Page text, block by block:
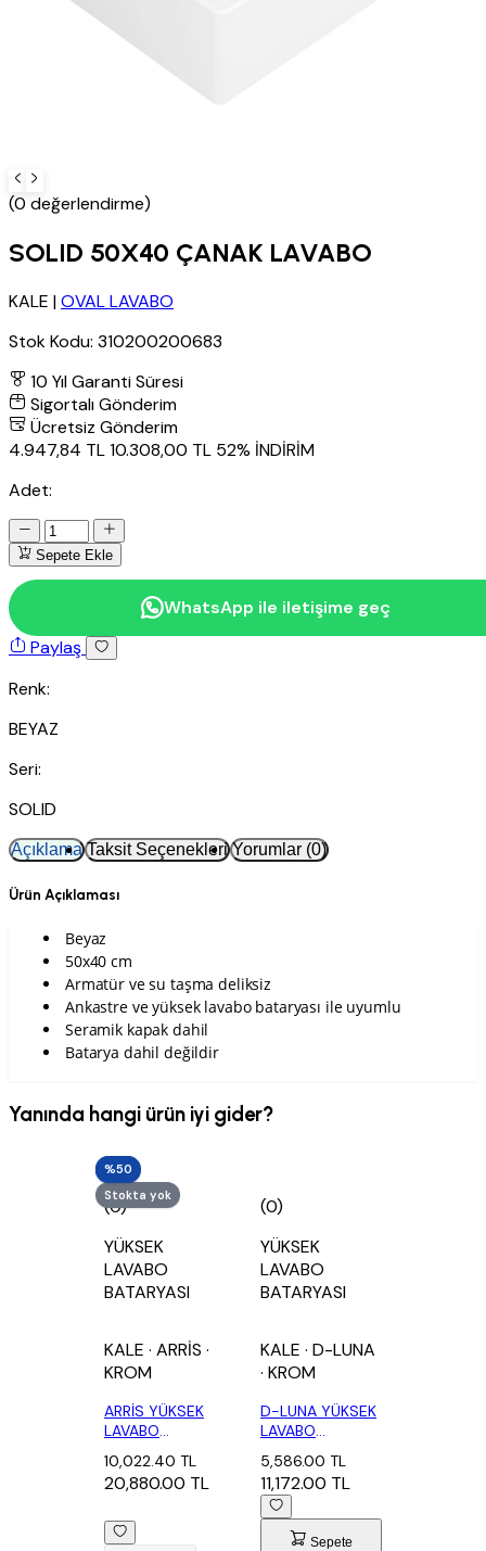
(0 değerlendirme)
SOLID 50X40 ÇANAK LAVABO
KALE |OVAL LAVABO
Stok Kodu: 310200200683
10 Yıl Garanti Süresi
Sigortalı Gönderim
Ücretsiz Gönderim
4.947,84 TL10.308,00 TL 52% İNDİRİM
Adet:
Sepete Ekle
WhatsApp ile iletişime geç
Paylaş
Renk:
BEYAZ
Seri:
SOLID
Açıklama Taksit Seçenekleri Yorumlar (0)
Ürün Açıklaması
Beyaz
50x40 cm
Armatür ve su taşma deliksiz
Ankastre ve yüksek lavabo bataryası ile uyumlu
Seramik kapak dahil
Batarya dahil değildir
Yanında hangi ürün iyi gider?
%52
Stokta yok
(0)
YÜKSEK
LAVABO
BATARYASI
KALE · ARRİS ·
KROM
ARRİS YÜKSEK
LAVABO
10,022.40 TL
20,880.00 TL
%50
(0)
YÜKSEK
LAVABO
BATARYASI
KALE · D-LUNA
· KROM
D-LUNA YÜKSEK
LAVABO
5,586.00 TL
11,172.00 TL
Sepete